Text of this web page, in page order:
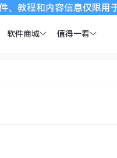
容信息仅限用于学习和
软件商城 值得一看